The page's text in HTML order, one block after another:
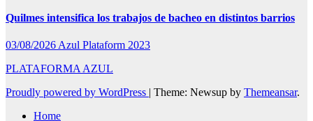
Quilmes intensifica los trabajos de bacheo en distintos barrios
03/08/2026 Azul Plataform 2023
PLATAFORMA AZUL
Proudly powered by WordPress | Theme: Newsup by Themeansar.
Home